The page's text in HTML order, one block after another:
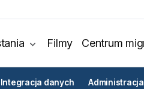
Filmy Centrum
Integracja danych Administracja